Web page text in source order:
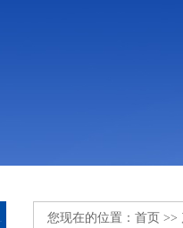
您现在的位置： 首页 >>